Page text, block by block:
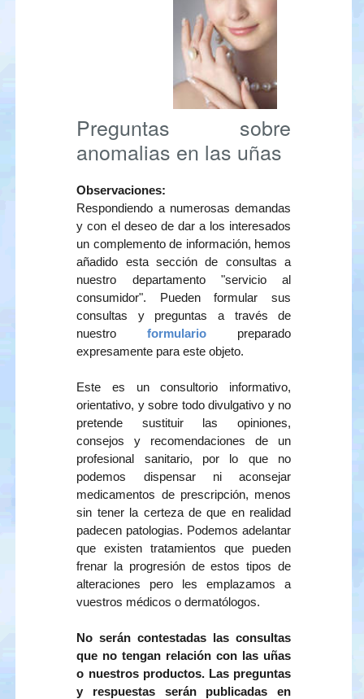
Preguntas sobre
anomalias en las uñas
Observaciones:
Respondiendo a numerosas demandas
y con el deseo de dar a los interesados
un complemento de información, hemos
añadido esta sección de consultas a
nuestro departamento "servicio al
consumidor". Pueden formular sus
consultas y preguntas a través de
nuestroformulario preparado
expresamente para este objeto.
Este es un consultorio informativo,
orientativo, y sobre todo divulgativo y no
pretende sustituir las opiniones,
consejos y recomendaciones de un
profesional sanitario, por lo que no
podemos dispensar ni aconsejar
medicamentos de prescripción, menos
sin tener la certeza de que en realidad
padecen patologias. Podemos adelantar
que existen tratamientos que pueden
frenar la progresión de estos tipos de
alteraciones pero les emplazamos a
vuestros médicos o dermatólogos.
No serán contestadas las consultas
que no tengan relación con las uñas
o nuestros productos. Las preguntas
y respuestas serán publicadas en